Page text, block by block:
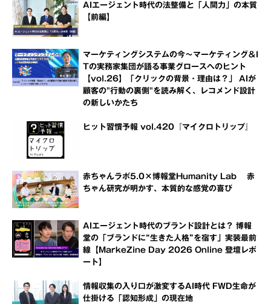
AIエージェント時代の法整備と「人間力」の本質
【前編】
マーケティングシステムの今～マーケティング＆I
Tの実務家集団が語る事業グロースへのヒント
【vol.26】「クリックの背景・理由は？」 AIが
顧客の"行動の裏側"を読み解く、レコメンド設計
の新しいかたち
ヒット習慣予報 vol.420『マイクロトリップ』
赤ちゃんラボ5.0×博報堂Humanity Lab 赤
ちゃん研究が明かす、本質的な感覚の喜び
AIエージェント時代のブランド設計とは？ 博報
堂の「ブランドに“生きた人格”を宿す」実装最前
線【MarkeZine Day 2026 Online 登壇レポ
ート】
情報収集の入り口が激変するAI時代 FWD生命が
仕掛ける「認知形成」の現在地